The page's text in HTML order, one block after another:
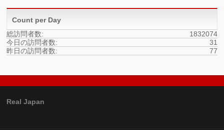
Count per Day
1832074
総訪問者数:
31
今日の訪問者数:
77
昨日の訪問者数:
Real Japan